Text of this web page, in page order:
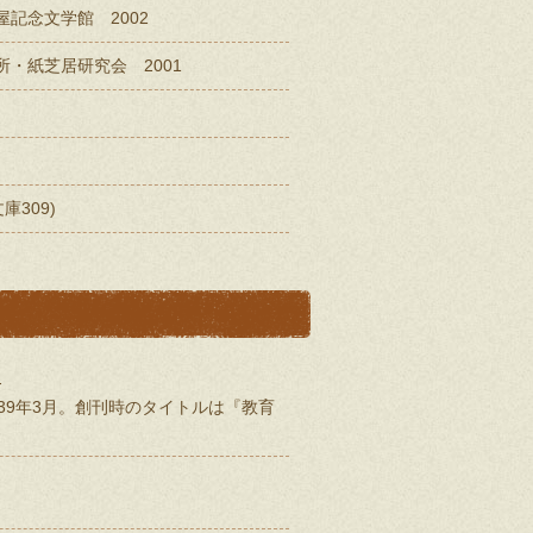
記念文学館 2002
・紙芝居研究会 2001
309)
年3月。創刊時のタイトルは『教育